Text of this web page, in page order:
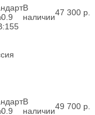
0.9
155
В
наличии47 300 р.
0.9
В
наличии49 700 р.